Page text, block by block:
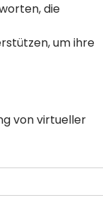
die
um ihre
von virtueller